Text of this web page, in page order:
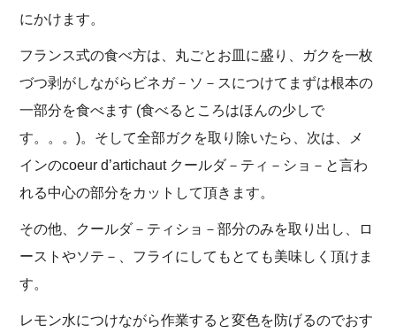
にかけます。
フランス式の食べ方は、丸ごとお皿に盛り、ガクを一枚
づつ剥がしながらビネガ－ソ－スにつけてまずは根本の
一部分を食べます (食べるところはほんの少しで
す。。。)。そして全部ガクを取り除いたら、次は、メ
インのcoeur d’artichaut クールダ－ティ－ショ－と言わ
れる中心の部分をカットして頂きます。
その他、クールダ－ティショ－部分のみを取り出し、ロ
ーストやソテ－、フライにしてもとても美味しく頂けま
す。
レモン水につけながら作業すると変色を防げるのでおす